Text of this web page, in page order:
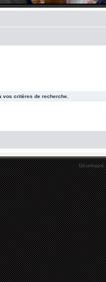
vos critères de recherche.
Développé